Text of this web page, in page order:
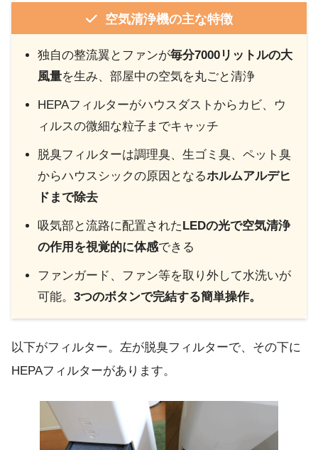
空気清浄機の主な特徴
独自の整流翼とファンが毎分7000リットルの大
風量を生み、部屋中の空気を丸ごと清浄
HEPAフィルターがハウスダストからカビ、ウ
ィルスの微細な粒子までキャッチ
脱臭フィルターは調理臭、生ゴミ臭、ペット臭
からハウスシックの原因となるホルムアルデヒ
ドまで除去
吸気部と流路に配置された LEDの光で空気清浄
の作用を視覚的に体感できる
ファンガード、ファン等を取り外して水洗いが
可能。 3つのボタンで完結する簡単操作。
以下がフィルター。左が脱臭フィルターで、その下に
HEPAフィルターがあります。